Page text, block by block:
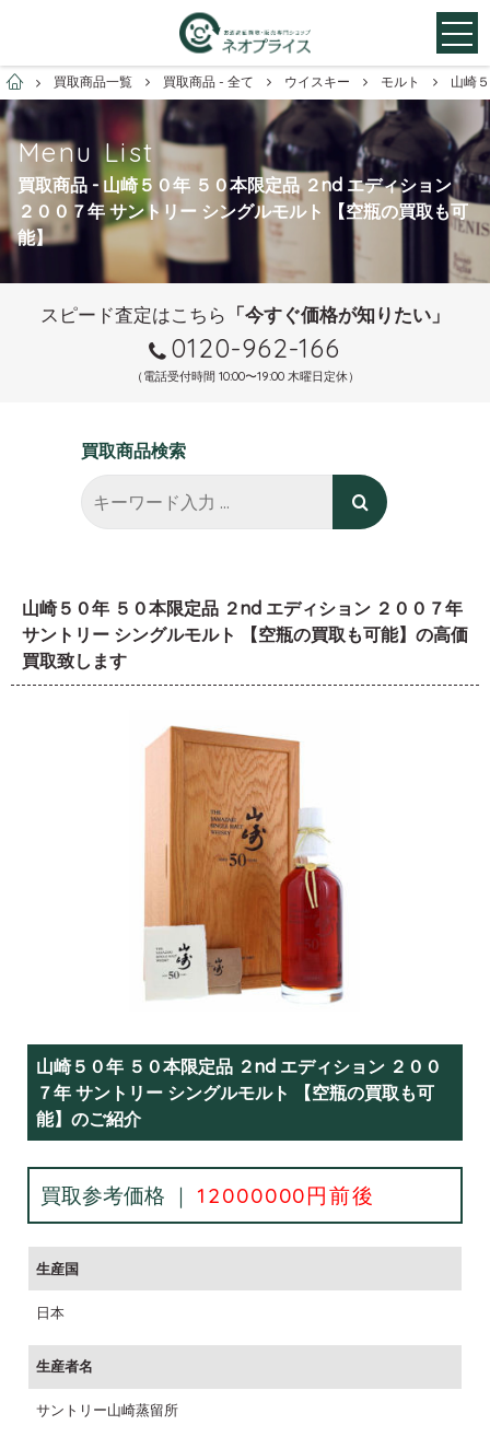
お酒買取専門店ネオプライス
買取商品一覧 買取商品 - 全て ウイスキー モルト 山崎
Menu List
買取商品 - 山崎５０年 ５０本限定品 ２nd エディション
２００７年 サントリー シングルモルト 【空瓶の買取も可
能】
スピード査定はこちら 「今すぐ価格が知りたい」
0120-962-166
（電話受付時間 10:00〜19:00 木曜日定休）
買取商品検索
山崎５０年 ５０本限定品 ２nd エディション ２００７年
サントリー シングルモルト 【空瓶の買取も可能】の高価
買取致します
山崎５０年 ５０本限定品 ２nd エディション ２００
７年 サントリー シングルモルト 【空瓶の買取も可
能】のご紹介
買取参考価格 ｜ 12000000円前後
生産国
日本
生産者名
サントリー山崎蒸留所